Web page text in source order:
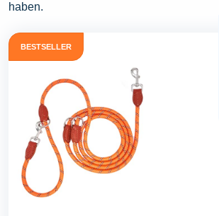
haben.
BESTSELLER